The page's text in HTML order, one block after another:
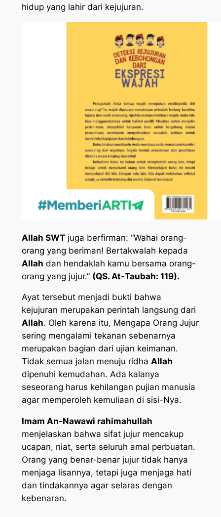
hidup yang lahir dari kejujuran.
Allah SWTjuga berfirman: “Wahai orang-
orang yang beriman! Bertakwalah kepada
Allah dan hendaklah kamu bersama orang-
orang yang jujur.” (QS. At-Taubah: 119).
Ayat tersebut menjadi bukti bahwa
kejujuran merupakan perintah langsung dari
Allah. Oleh karena itu, Mengapa Orang Jujur
sering mengalami tekanan sebenarnya
merupakan bagian dari ujian keimanan.
Tidak semua jalan menuju ridha Allah
dipenuhi kemudahan. Ada kalanya
seseorang harus kehilangan pujian manusia
agar memperoleh kemuliaan di sisi-Nya.
Imam An-Nawawi rahimahullah
menjelaskan bahwa sifat jujur mencakup
ucapan, niat, serta seluruh amal perbuatan.
Orang yang benar-benar jujur tidak hanya
menjaga lisannya, tetapi juga menjaga hati
dan tindakannya agar selaras dengan
kebenaran.